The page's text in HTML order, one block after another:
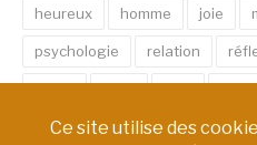
heureux homme joie
psychologie relation
santé sexe soin
vie âme émotion